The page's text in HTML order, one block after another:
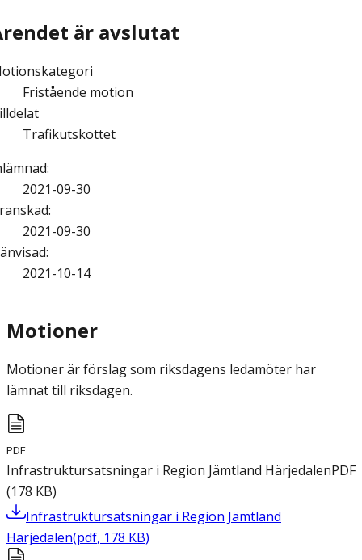
är avslutat
Fristående motion
Trafikutskottet
:
2021-09-30
:
2021-09-30
:
2021-10-14
Motioner
Motioner är förslag som riksdagens ledamöter har
lämnat till riksdagen.
PDF
Infrastruktursatsningar i Region Jämtland HärjedalenPDF
(178 KB)
Infrastruktursatsningar i Region Jämtland
Härjedalen(pdf, 178 KB)